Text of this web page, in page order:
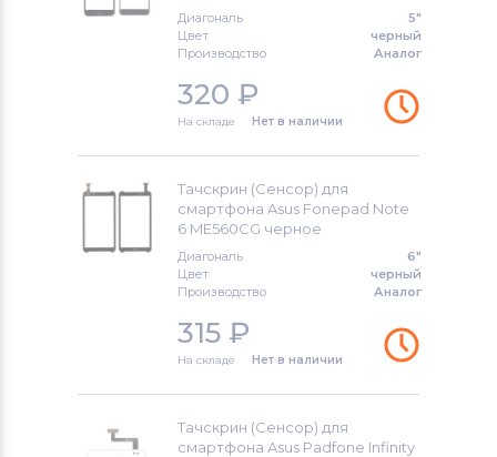
Тачскрины для смартфонов
Тачскрины для смартфонов
Тачскрины для смартфоновLenovo
Тачскрины для смартфоновHP
Тачскрины для смартфонов
Highscreen
Тачскрины для смартфонов
Тачскрины для смартфонов
Тачскрины для смартфоновLG
Диагональ
5"
Цвет
черный
Производство
Аналог
320 ₽
На складе Нет в наличии
Тачскрин (Сенсор) для
смартфона Asus Fonepad Note
6 ME560CG черное
Диагональ
6"
Цвет
черный
Производство
Аналог
315 ₽
На складе Нет в наличии
Тачскрин (Сенсор) для
смартфона Asus Padfone Infinity